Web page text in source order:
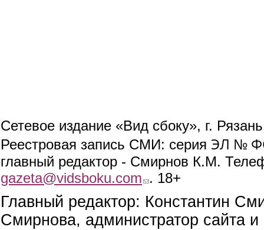
Сетевое издание «Вид сбоку», г.
Реестровая запись СМИ: серия ЭЛ №
главный редактор - Смирнов К.М.
gazeta@vidsboku.com (link sends e-mail)
. 18+
Главный редактор: Константин
Смирнова, администратор сайта